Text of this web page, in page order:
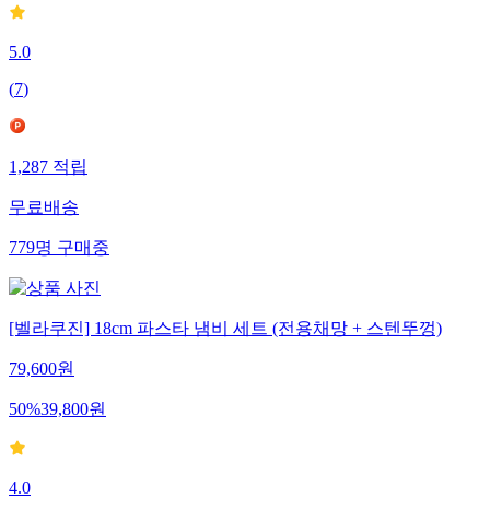
5.0
(7)
1,287적립
무료배송
779명구매중
[벨라쿠진] 18cm 파스타 냄비 세트 (전용채망 + 스텐뚜껑)
79,600원
50%39,800원
4.0